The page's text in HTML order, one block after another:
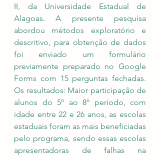
II, da Universidade Estadual de
Alagoas. A presente pesquisa
abordou métodos exploratório e
descritivo, para obtenção de dados
foi enviado um formulário
previamente preparado no Google
Forms com 15 perguntas fechadas.
Os resultados: Maior participação de
alunos do 5º ao 8º período, com
idade entre 22 e 26 anos, as escolas
estaduais foram as mais beneficiadas
pelo programa, sendo essas escolas
apresentadoras de falhas na